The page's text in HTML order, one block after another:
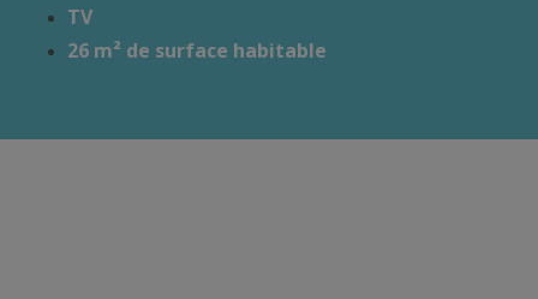
TV
26 m² de surface habitable